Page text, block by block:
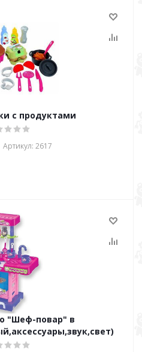
с продуктами
Артикул: 2617